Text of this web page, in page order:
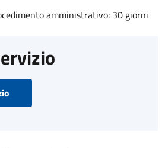
amministrativo: 30 giorni